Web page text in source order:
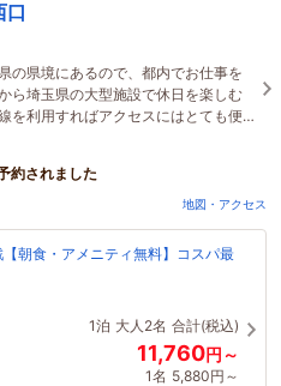
口
の県境にあるので、都内でお仕事を
ら埼玉県の大型施設で休日を楽しむ
を利用すればアクセスにはとても便
約されました
地図・アクセス
朝食・アメニティ無料】コスパ最
1泊 大人2名 合計(税込)
11,760円～
1名 5,880円～